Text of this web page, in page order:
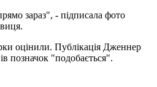
зараз", - підписала фото
оцінили. Публікація Дженнер
позначок "подобається".